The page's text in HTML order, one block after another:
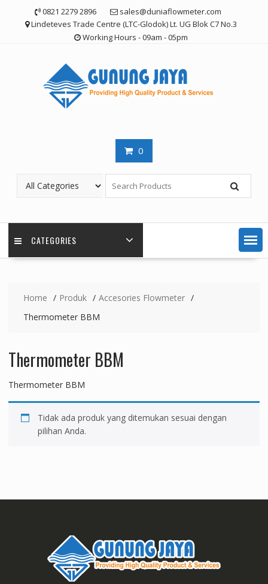
0821 2279 2896
sales@duniaflowmeter.com
Lindeteves Trade Centre (LTC-Glodok) Lt. UG Blok C7 No.3
Working Hours - 09am - 05pm
0
CATEGORIES
Home Produk
Accesories Flowmeter
Thermometer BBM
Thermometer BBM
Thermometer BBM
Tidak ada produk yang ditemukan sesuai dengan
pilihan Anda.